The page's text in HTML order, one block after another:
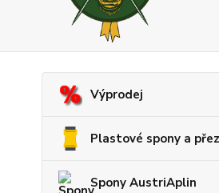
Výprodej
Plastové spony a
Spony AustriAplin